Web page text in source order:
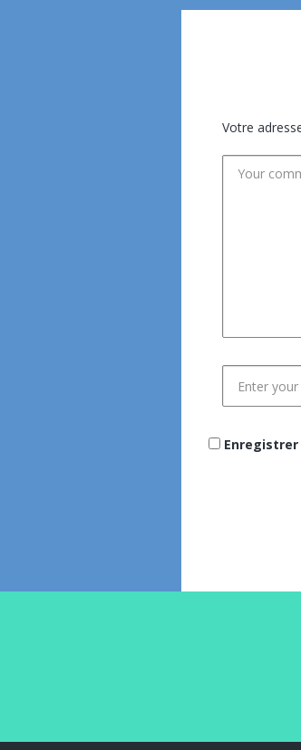
Votre